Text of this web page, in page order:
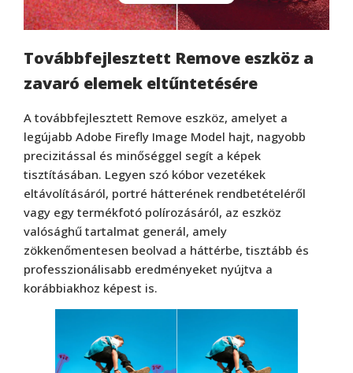
Továbbfejlesztett Remove eszköz a
zavaró elemek eltűntetésére
A továbbfejlesztett Remove eszköz, amelyet a
legújabb Adobe Firefly Image Model hajt, nagyobb
precizitással és minőséggel segít a képek
tisztításában. Legyen szó kóbor vezetékek
eltávolításáról, portré hátterének rendbetételéről
vagy egy termékfotó polírozásáról, az eszköz
valósághű tartalmat generál, amely
zökkenőmentesen beolvad a háttérbe, tisztább és
professzionálisabb eredményeket nyújtva a
korábbiakhoz képest is.